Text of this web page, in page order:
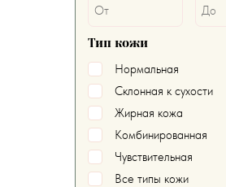
Тип кожи
Нормальная
Склонная к сухости
Жирная кожа
Комбинированная
Чувствительная
Все типы кожи